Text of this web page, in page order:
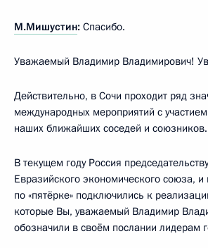
М.Мишустин: Спасибо.
Уважаемый Владимир Владимирович!
Действительно, в Сочи проходит ряд
международных мероприятий с
наших ближайших соседей и союзников.
В текущем году Россия
Евразийского экономического союза, и
по «пятёрке» подключились к
которые Вы, уважаемый Владимир
обозначили в своём послании лидерам